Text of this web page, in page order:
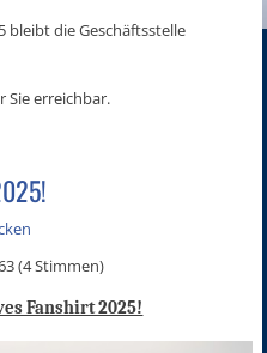
bleibt die Geschäftsstelle
Sie erreichbar.
(4 Stimmen)
Fanshirt 2025!